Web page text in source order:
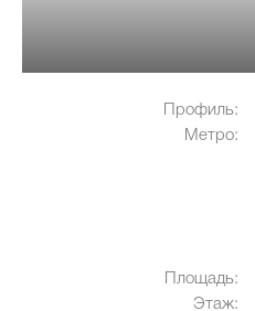
Профиль:
Метро:
Площадь:
Этаж: